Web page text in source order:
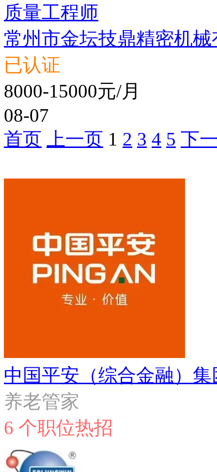
质量工程师
常州市金坛技鼎精密机
已认证
8000-15000元/月
08-07
首页
上一页 1 2 3 4 5 下
中国平安（综合金融）集
养老管家
6 个职位热招